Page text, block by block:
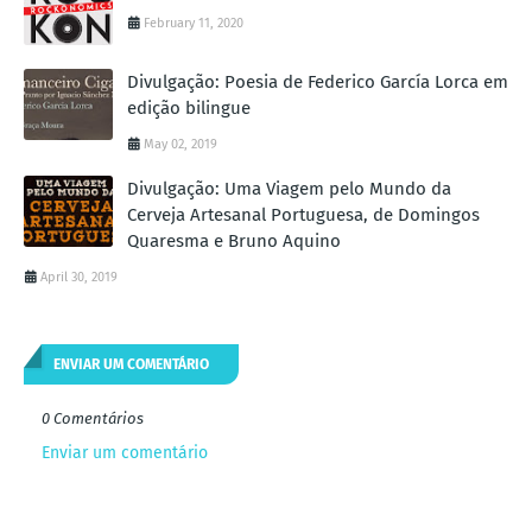
February 11, 2020
Divulgação: Poesia de Federico García Lorca em
edição bilingue
May 02, 2019
Divulgação: Uma Viagem pelo Mundo da
Cerveja Artesanal Portuguesa, de Domingos
Quaresma e Bruno Aquino
April 30, 2019
ENVIAR UM COMENTÁRIO
0 Comentários
Enviar um comentário